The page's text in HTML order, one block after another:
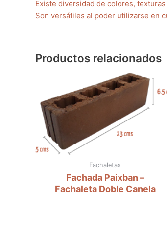
Existe diversidad de colores,
Son versátiles al poder utilizarse en
Productos relacionados
Fachaletas
Fachada Paixban –
Fachaleta Doble Canela